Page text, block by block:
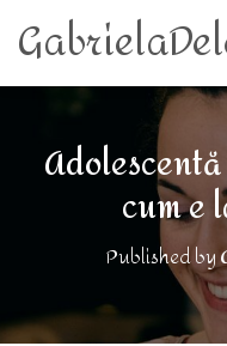
cum e
Published by